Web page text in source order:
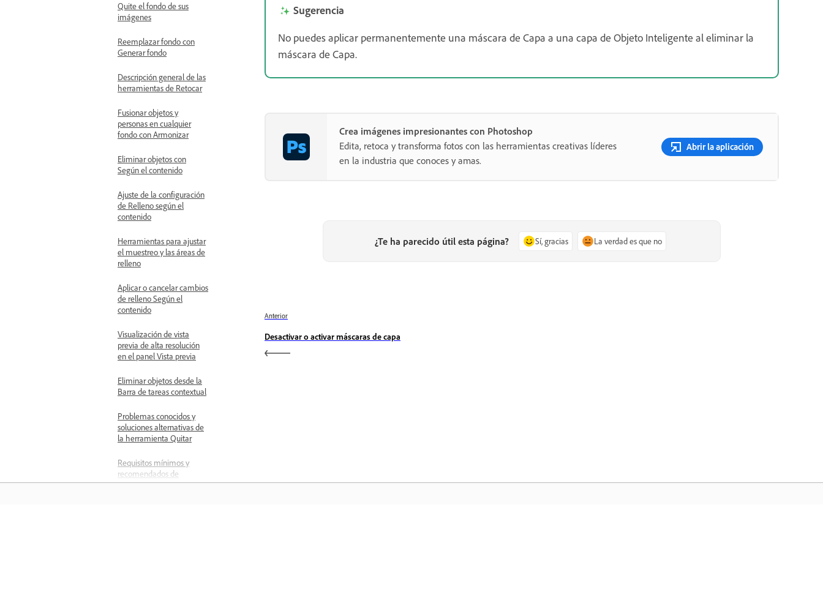
Quite el fondo de sus
imágenes
Reemplazar fondo con
Generar fondo
Descripción general de las
herramientas de Retocar
Fusionar objetos y
personas en cualquier
fondo con Armonizar
Eliminar objetos con
Según el contenido
Ajuste de la configuración
de Relleno según el
contenido
Herramientas para ajustar
el muestreo y las áreas de
relleno
Aplicar o cancelar cambios
de relleno Según el
contenido
Visualización de vista
previa de alta resolución
en el panel Vista previa
Eliminar objetos desde la
Barra de tareas contextual
Problemas conocidos y
soluciones alternativas de
la herramienta Quitar
Requisitos mínimos y
recomendados de
hardware de la
Sugerencia
No puedes aplicar permanentemente una máscara de Capa a una capa de Objeto Inteligente al eliminar la
máscara de Capa.
Crea imágenes impresionantes con Photoshop
Edita, retoca y transforma fotos con las herramientas creativas líderes
en la industria que conoces y amas.
Abrir la aplicación
¿Te ha parecido útil esta página? Sí, gracias La verdad es que no
Anterior
Desactivar o activar máscaras de capa